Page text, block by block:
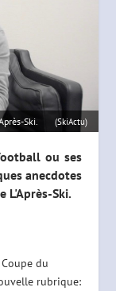
Ski. (SkiActu)
ou ses
anecdotes
L'Après-Ski.
du
rubrique: